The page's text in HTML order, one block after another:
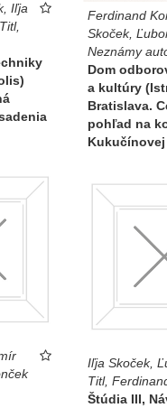
Iľja
Ferdinand
Skoček,
Neznámy
Dom
a kultúry
Bratislava.
pohľad na
Iľja Skoček,
Titl,
Štúdia III,